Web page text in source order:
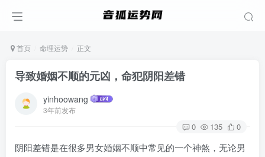
首页 命理运势 正文
导致婚姻不顺的元凶，命犯阴阳差错
yinhoowang
3年前发布
0 135 0
阴阳差错是在很多男女婚姻不顺中常见的一个神煞，无论男